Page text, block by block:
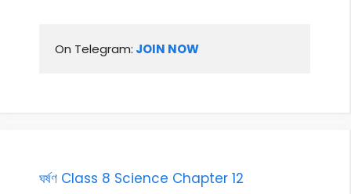
On Telegram: JOIN NOW
ঘৰ্ষণ Class 8 Science Chapter 12